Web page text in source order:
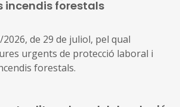
incendis forestals
de 29 de juliol, pel qual
urgents de protecció laboral i
forestals.